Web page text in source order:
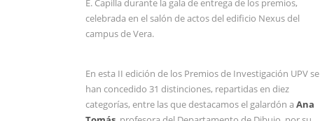
E. Capilla durante la gala de entrega de los premios,
celebrada en el salón de actos del edificio Nexus del
campus de Vera.
En esta II edición de los Premios de Investigación UPV se
han concedido 31 distinciones, repartidas en diez
categorías, entre las que destacamos el galardón a Ana